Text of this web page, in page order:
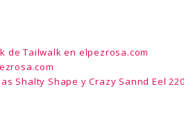
de Tailwalk en elpezrosa.com
Shalty Shape y Crazy Sannd Eel 220